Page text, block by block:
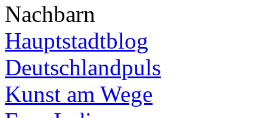
Nachbarn
Hauptstadtblog
Deutschlandpuls
Kunst am Wege